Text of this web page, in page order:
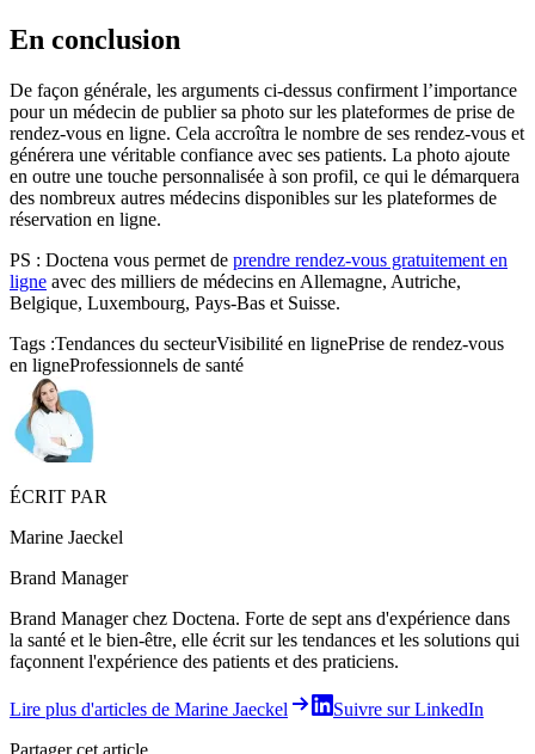
En conclusion
De façon générale, les arguments ci-dessus confirment l’importance
pour un médecin de publier sa photo sur les plateformes de prise de
rendez-vous en ligne. Cela accroîtra le nombre de ses rendez-vous et
générera une véritable confiance avec ses patients. La photo ajoute
en outre une touche personnalisée à son profil, ce qui le démarquera
des nombreux autres médecins disponibles sur les plateformes de
réservation en ligne.
PS : Doctena vous permet de prendre rendez-vous gratuitement en
ligne avec des milliers de médecins en Allemagne, Autriche,
Belgique, Luxembourg, Pays-Bas et Suisse.
Tags :Tendances du secteurVisibilité en lignePrise de rendez-vous
en ligneProfessionnels de santé
ÉCRIT PAR
Marine Jaeckel
Brand Manager
Brand Manager chez Doctena. Forte de sept ans d'expérience dans
la santé et le bien-être, elle écrit sur les tendances et les solutions qui
façonnent l'expérience des patients et des praticiens.
Lire plus d'articles de Marine Jaeckel
Suivre sur LinkedIn
Partager cet article